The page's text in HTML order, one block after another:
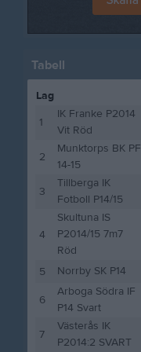
Tabell
Lag
1
IK Franke P2014
Vit Röd
2
Munktorps BK PF
14-15
3
Tillberga IK
Fotboll P14/15
4
Skultuna IS
P2014/15 7m7
Röd
5 Norrby SK P14
6
Arboga Södra IF
P14 Svart
7
Västerås IK
P2014:2 SVART